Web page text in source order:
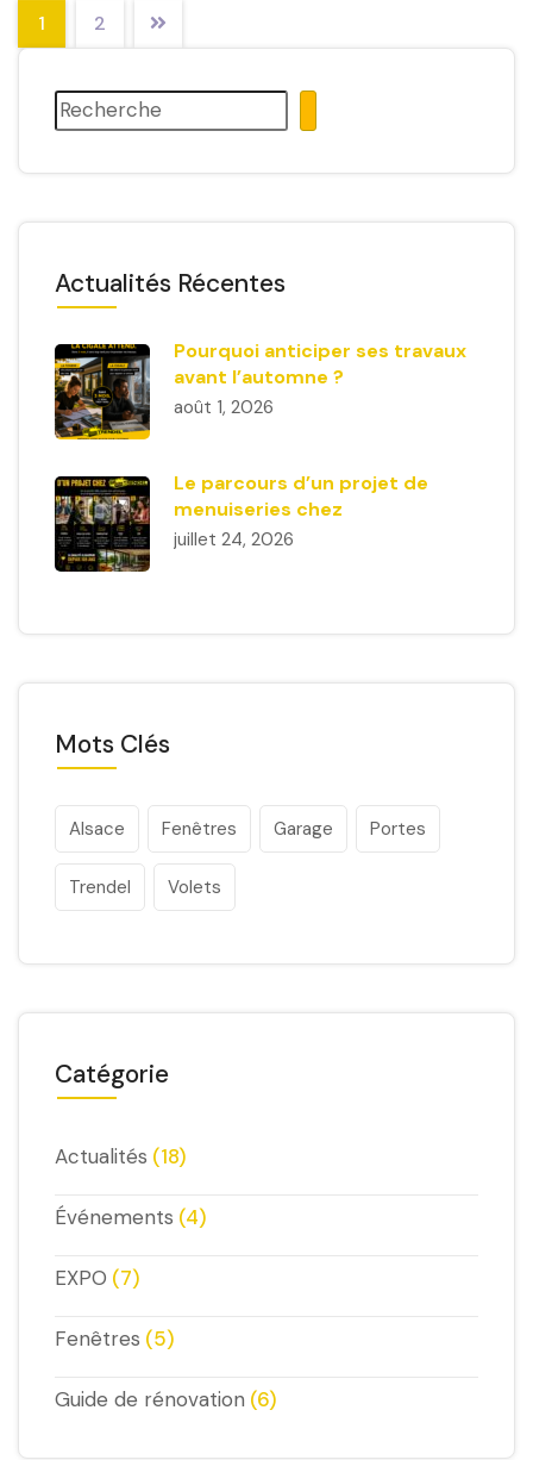
1 2
Actualités Récentes
Pourquoi anticiper ses travaux
avant l’automne ?
août 1, 2026
Le parcours d’un projet de
menuiseries chez
juillet 24, 2026
Mots Clés
Alsace Fenêtres Garage Portes
Trendel Volets
Catégorie
Actualités (18)
Événements (4)
EXPO (7)
Fenêtres (5)
Guide de rénovation (6)